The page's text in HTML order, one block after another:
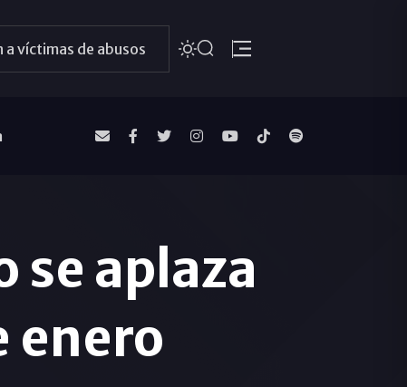
a víctimas de abusos
se aplaza
enero